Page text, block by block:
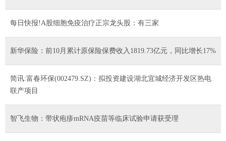
每日快报!A股细胞免疫治疗正宗龙头股：有三家
新华保险：前10月累计原保险保费收入1819.73亿元，同比增长17%
简讯:富春环保(002479.SZ)：拟投资建设湖北宜城经济开发区热电
联产项目
智飞生物：带状疱疹mRNA疫苗等临床试验申请获受理